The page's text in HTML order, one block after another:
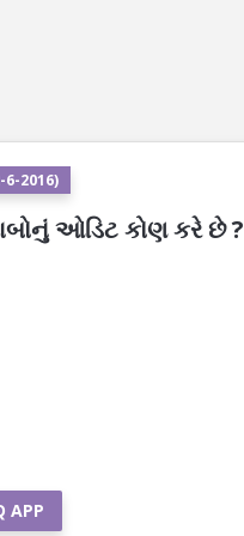
2016)
ઓડિટ કોણ કરે છે ?
APP